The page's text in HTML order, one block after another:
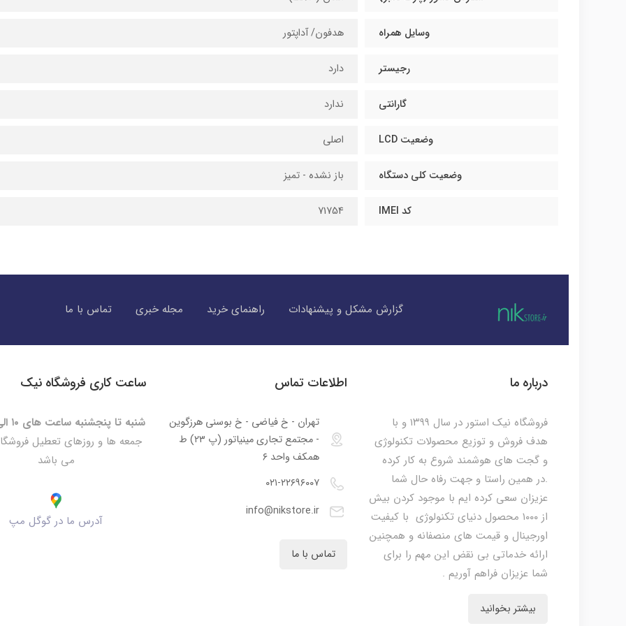
وسایل همراه هدفون/ آداپتور
رجیستر دارد
گارانتی ندارد
وضعیت LCD اصلی
وضعیت کلی دستگاه باز نشده - تمیز
کد IMEI 71754
گزارش مشکل و پیشنهادات راهنمای خرید مجله خبری تماس با ما
درباره ما
فروشگاه نیک استور در سال ۱۳۹۹ و با
هدف فروش و توزیع محصولات تکنولوژی
و گجت های هوشمند شروع به کار کرده
.در همین راستا و جهت رفاه حال شما
عزیزان سعی کرده ایم با موجود کردن بیش
از ۱۰۰۰ محصول دنیای تکنولوژی با کیفیت
اورجینال و قیمت های منصفانه و همچنین
ارائه خدماتی بی نقض این مهم را برای
شما عزیزان فراهم آوریم .
بیشتر بخوانید
اطلاعات تماس
تهران - خ فیاضی - خ بوسنی هرزگوین
- مجتمع تجاری مینیاتور (پ ۲۳) ط
همکف واحد ۶
۰۲۱-۲۲۶۹۶۰۰۷
info@nikstore.ir
تماس با ما
ساعت کاری فروشگاه نیک
شنبه تا پنجشنبه ساعت های ۱۰ الی ۲۰:۳۰
جمعه ها و روزهای تعطیل
می باشد
آدرس ما در گوگل مپ